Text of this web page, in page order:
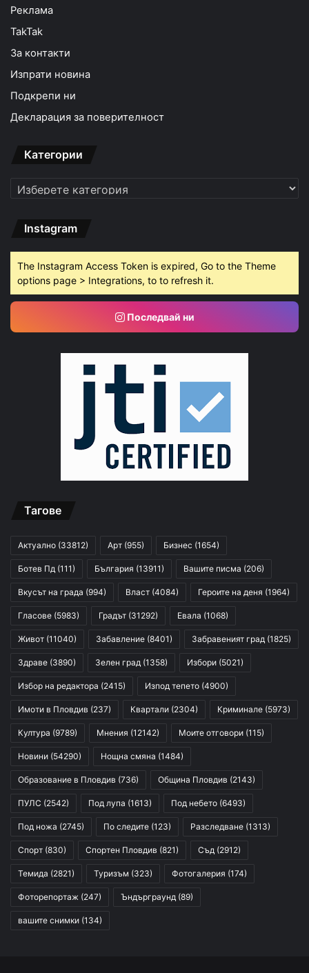
Реклама
TakTak
За контакти
Изпрати новина
Подкрепи ни
Декларация за поверителност
Категории
Категории
Instagram
The Instagram Access Token is expired, Go to the Theme
options page > Integrations, to to refresh it.
Последвай ни
Тагове
Актуално (33812) Арт (955) Бизнес (1654)
Ботев Пд (111) България (13911) Вашите писма (206)
Вкусът на града (994) Власт (4084) Героите на деня (1964)
Гласове (5983) Градът (31292) Евала (1068)
Живот (11040) Забавление (8401) Забравеният град (1825)
Здраве (3890) Зелен град (1358) Избори (5021)
Избор на редактора (2415) Изпод тепето (4900)
Имоти в Пловдив (237) Квартали (2304) Криминале (5973)
Култура (9789) Мнения (12142) Моите отговори (115)
Новини (54290) Нощна смяна (1484)
Образование в Пловдив (736) Община Пловдив (2143)
ПУЛС (2542) Под лупа (1613) Под небето (6493)
Под ножа (2745) По следите (123) Разследване (1313)
Спорт (830) Спортен Пловдив (821) Съд (2912)
Темида (2821) Туризъм (323) Фотогалерия (174)
Фоторепортаж (247) Ъндърграунд (89)
вашите снимки (134)